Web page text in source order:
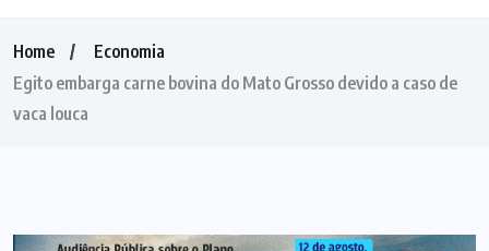
Home
Economia
Egito embarga carne bovina do Mato Grosso devido a caso de
vaca louca